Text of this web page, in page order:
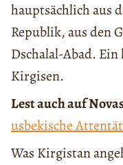
hauptsächlich aus
Republik, aus den
Dschalal-Abad.
Kirgisen.
Lest auch auf
usbekische
Was Kirgistan